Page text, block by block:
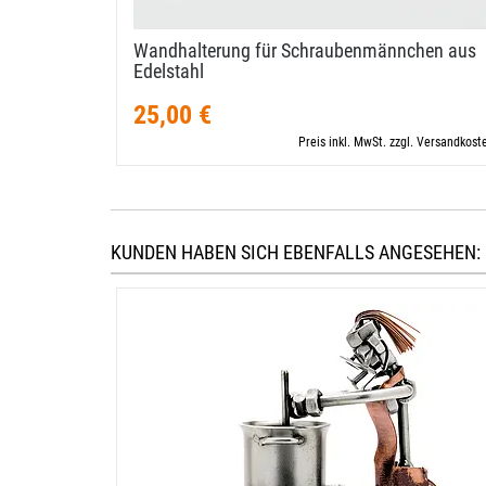
Wandhalterung für Schraubenmännchen aus
Edelstahl
25,00 €
Preis inkl. MwSt. zzgl.
KUNDEN HABEN SICH EBENFALLS ANGESEHEN: